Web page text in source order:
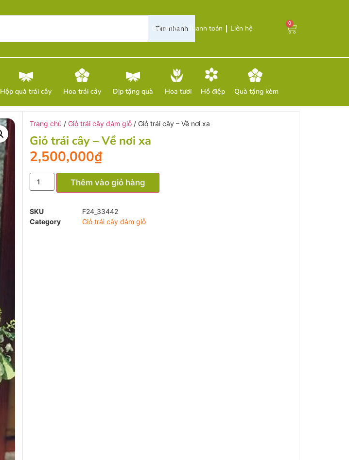
Tìm nhanh
Giới thiệu Thanh toán Liên hệ
0
Hộp quà trái cây Hoa trái cây Dịp tặng quà Hoa tươi Hồ điệp Quà tặng kèm
Trang chủ / Giỏ trái cây đám giỗ / Giỏ trái cây – Về nơi xa
Giỏ trái cây – Về nơi xa
2,500,000₫
Thêm vào giỏ hàng
SKU
F24_33442
Category
Giỏ trái cây đám giỗ